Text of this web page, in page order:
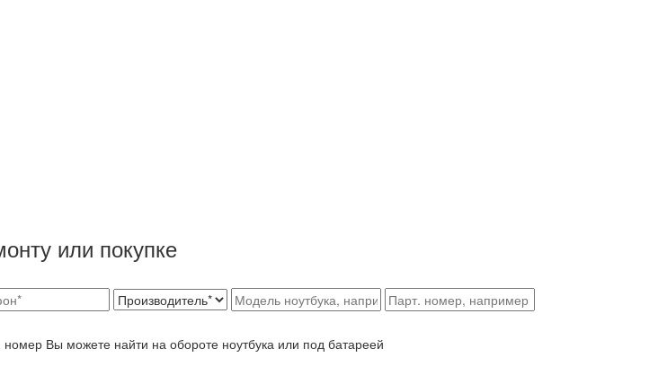
или покупке
Вы можете найти на обороте ноутбука или под батареей